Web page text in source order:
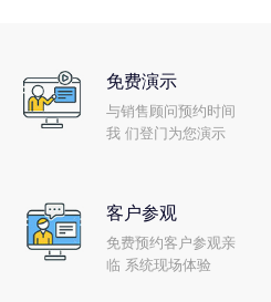
免费演示
与销售顾问预约时间
我 们登门为您演示
客户参观
免费预约客户参观亲
临 系统现场体验